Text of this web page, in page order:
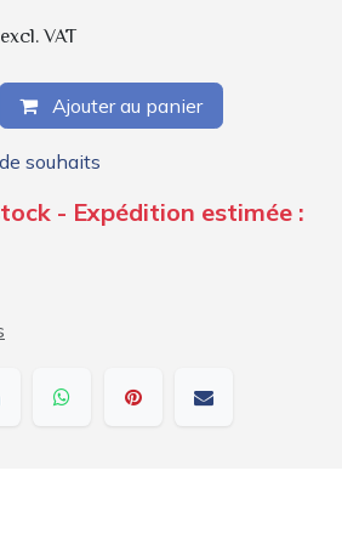
excl. VAT
Ajouter au panier
souhaits
- Expédition estimée :